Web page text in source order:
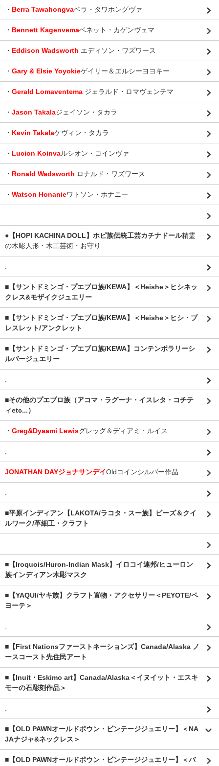
・ Berra Tawahongvaベラ・タワホングヴァ
・ Bennett Kagenvemaベネット・カゲンヴェマ
・ Eddison Wadsworth エディソン・ワズワース
・ Gary & Elsie Yoyokieゲイリー＆エルシーヨヨキー
・ Gerald Lomaventema ジェラルド・ロマヴェンテマ
・ Jason Takalaジェイソン・タカラ
・ Kevin Takalaケヴィン・タカラ
・ Lucion Koinvaルシオン・コインヴァ
・ Ronald Wadsworth ロナルド・ワズワース
・ Watson Honanieワトソン・ホナニー
●【HOPI KACHINA DOLL】ホピ族伝統工芸カチナドール精霊
の木彫人形・木工芸術・お守り
■【サントドミンゴ・プエブロ族/KEWA】＜Heishe＞ヒシネッ
クレス&モザイクジュエリー
■【サントドミンゴ・プエブロ族/KEWA】＜Heishe＞ヒシ・ブ
レスレット/アンクレット
■【サントドミンゴ・プエブロ族/KEWA】コンテンポラリーシ
ルバージュエリー
■その他のプエブロ族（アコマ・ラグーナ・イスレタ・コチテ
ィetc...）
・ Greg&Dyaami Lewisグレッグ＆ディアミ・ルイス
JONATHAN DAYジョナサンデイOldコインシルバー作品
■平原インディアン【LAKOTA/ラコタ・スー族】ビーズ＆クイ
ルワーク/革細工・クラフト
■【Iroquois/Huron-Indian Mask】イロコイ連邦/ヒューロン
族インディアン木彫マスク
■【YAQUI/ヤキ族】クラフト置物・アクセサリー＜PEYOTE/ペ
ヨーテ＞
■【First Nationsファーストネーションズ】Canada/Alaska ノ
ースコースト先住民アート
■【Inuit・Eskimo art】Canada/Alaska＜イヌイット・エスキ
モーの石彫刻作品＞
■【OLD PAWNオールドポウン・ビンテージジュエリー】＜NA
JAナジャ&ネックレス＞
■【OLD PAWNオールドポウン・ビンテージジュエリー】＜バ